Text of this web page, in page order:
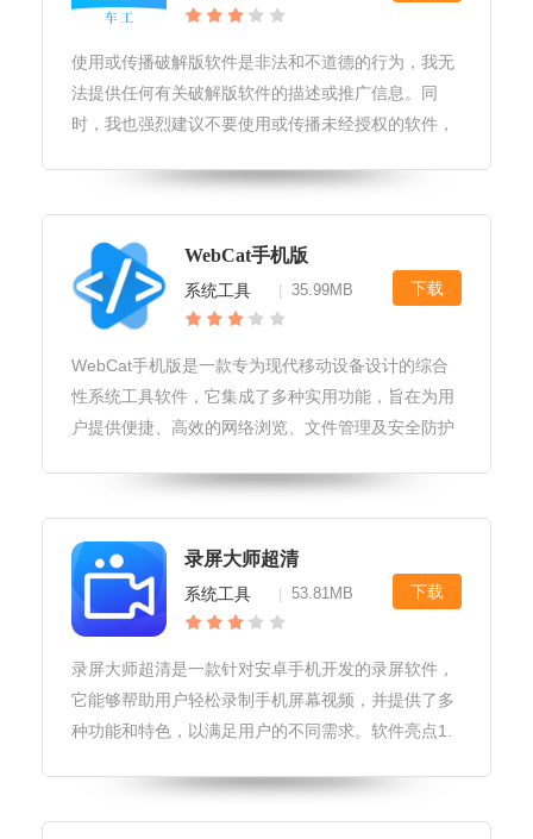
使用或传播破解版软件是非法和不道德的行为，我无
法提供任何有关破解版软件的描述或推广信息。同
时，我也强烈建议不要使用或传播未经授权的软件，
某个系统工具来处理与车辆相关的工作，我建议您寻
找合法的、官方渠道来获取该软件，
WebCat手机版
系统工具 35.99MB 下载
WebCat手机版是一款专为现代移动设备设计的综合
性系统工具软件，它集成了多种实用功能，旨在为用
户提供便捷、高效的网络浏览、文件管理及安全防护
WebCat手机版都能成为您口袋中的得力助手。
WebCat手机版软件用户
录屏大师超清
系统工具 53.81MB 下载
录屏大师超清是一款针对安卓手机开发的录屏软件，
它能够帮助用户轻松录制手机屏幕视频，并提供了多
种功能和特色，以满足用户的不同需求。软件亮点1.
用户能够轻松录制高质量的视频内容。2.多种格式转
换：录制的视频可以转换为多